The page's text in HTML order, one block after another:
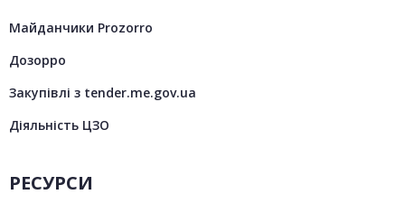
Майданчики Prozorro
Дозорро
Закупівлі з tender.me.gov.ua
Діяльність ЦЗО
РЕСУРСИ